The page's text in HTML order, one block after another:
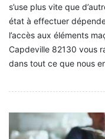
s’use plus vite que
état à effectuer
l’accès aux éléments
Capdeville 82130 vous
dans tout ce que nous